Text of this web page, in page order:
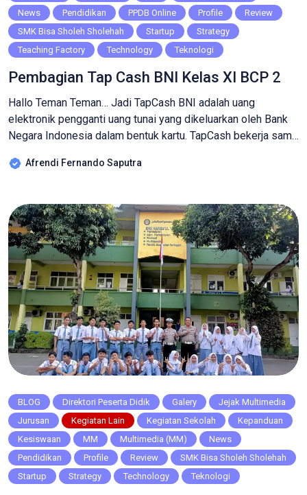
News
Pendidikan PPDB Online Profile
Review
SMK Bisa Sholeh Sholehah
Startup
Strategy
Teaching Factory
Technology Teknologi
Pembagian Tap Cash BNI Kelas XI BCP 2
Hallo Teman Teman… Jadi TapCash BNI adalah uang
elektronik pengganti uang tunai yang dikeluarkan oleh Bank
Negara Indonesia dalam bentuk kartu. TapCash bekerja sama
menggunakan kartu e-money ini untuk transaksi pembayaran
non-tunai, Mobile Banking, aplikasi marketplace, dan
merchant […]
Afrendi Fernando Saputra
BLOG Direktori Peserta Didik Galery
Jejak Multimedia
Jurusan
Kegiatan Lain Kegiatan Sekolah
Kepanduan
Kesiswaan
MM Multimedia (MM)
News
Pendidikan
Profile Review
SMK Bisa Sholeh Sholehah
Startup
Strategy Technology Teknologi